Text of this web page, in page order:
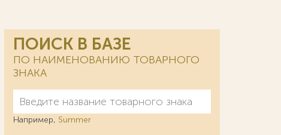
ПОИСК В БАЗЕ
ПО НАИМЕНОВАНИЮ ТОВАРНОГО
ЗНАКА
Например, Summer